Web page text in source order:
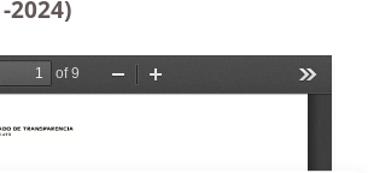
2024)